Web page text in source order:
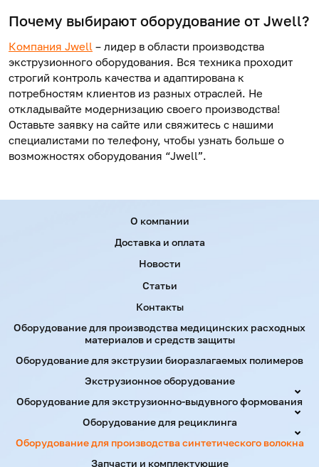
Почему выбирают оборудование от Jwell?
Компания Jwell – лидер в области производства
экструзионного оборудования. Вся техника проходит
строгий контроль качества и адаптирована к
потребностям клиентов из разных отраслей. Не
откладывайте модернизацию своего производства!
Оставьте заявку на сайте или свяжитесь с нашими
специалистами по телефону, чтобы узнать больше о
возможностях оборудования “Jwell”.
Оборудование для производства медицинских расходных
материалов и средств защиты
Оборудование для экструзии биоразлагаемых полимеров
Экструзионное оборудование
Оборудование для экструзионно-выдувного формования
Оборудование для рециклинга
Оборудование для производства синтетического волокна
Запчасти и комплектующие
О компании
Доставка и оплата
Новости
Статьи
Контакты